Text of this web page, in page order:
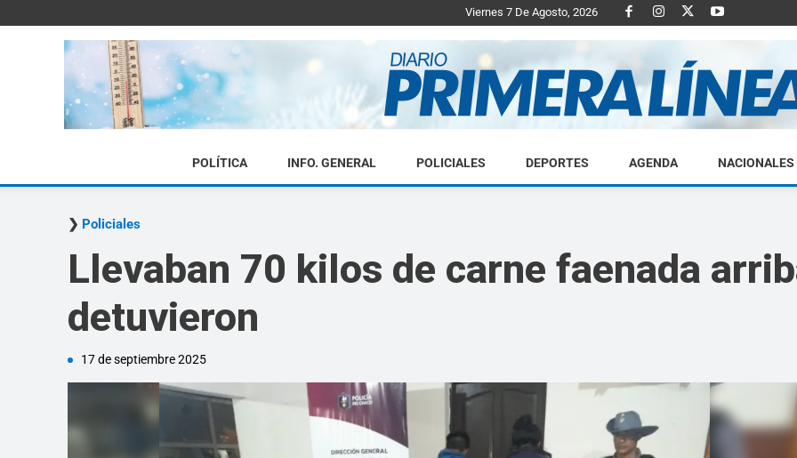
Viernes 7 De Agosto, 2026
Diario
Linea
POLÍTICA INFO. GENERAL POLICIALES DEPORTES AGENDA NACIONALES
Policiales
Llevaban 70 kilos de carne faenada
detuvieron
17 de septiembre 2025